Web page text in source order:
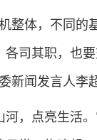
体，不同的
司其职，也
新闻发言人李
点亮生活。